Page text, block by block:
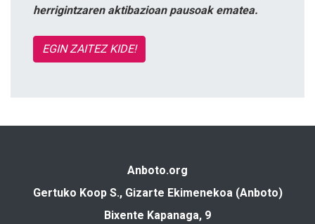
herrigintzaren aktibazioan pausoak ematea.
EGIN ZAITEZ KIDE!
Anboto.org
Gertuko Koop S., Gizarte Ekimenekoa (Anboto)
Bixente Kapanaga, 9